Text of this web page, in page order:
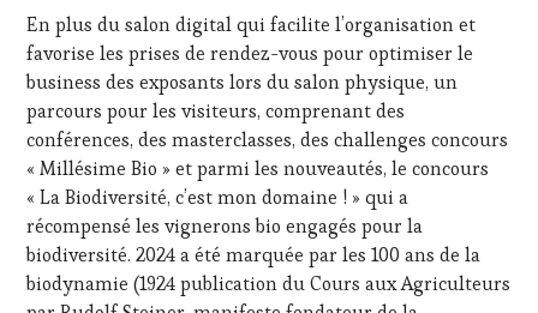
MÉDIAS,
PRESSE
ÉCRITE,
RADIO,
TV,
WEB,
OENOTOURISME
PALETTE,
PARTENAIRES
VIN
TOURISME,
PRODUCTEURS
TERROIR
En plus du salon digital qui facilite l’organisation et
favorise les prises de rendez-vous pour optimiser le
business des exposants lors du salon physique, un
parcours pour les visiteurs, comprenant des
conférences, des masterclasses, des challenges concours
« Millésime Bio » et parmi les nouveautés, le concours
« La Biodiversité, c’est mon domaine ! » qui a
récompensé les vignerons bio engagés pour la
biodiversité. 2024 a été marquée par les 100 ans de la
biodynamie (1924 publication du Cours aux Agriculteurs